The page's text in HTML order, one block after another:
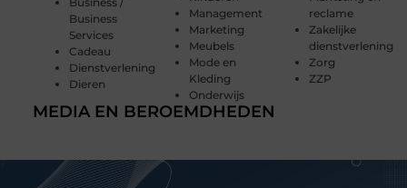
Business
Services
Cadeau
Dienstverlening
Dieren
Management
Marketing
Meubels
Mode en
Kleding
Onderwijs
reclame
Zakelijke
dienstverlening
Zorg
ZZP
MEDIA EN BEROEMDHEDEN